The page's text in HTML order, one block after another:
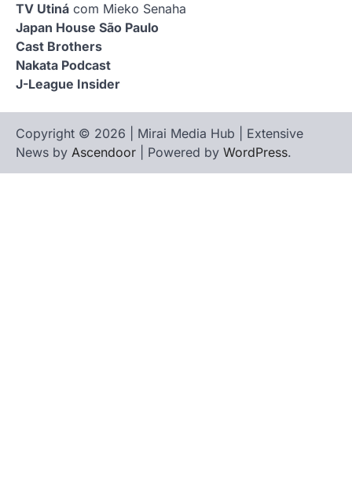
TV Utiná com Mieko Senaha
Japan House São Paulo
Cast Brothers
Nakata Podcast
J-League Insider
Copyright © 2026 | Mirai Media Hub | Extensive
News by Ascendoor | Powered by WordPress.